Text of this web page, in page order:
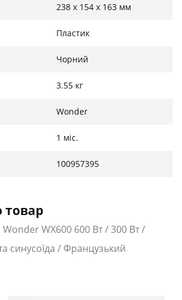
вхід: 12В
параметри:
238 x 154 x 163 мм
Пластик
Чорний
3.55 кг
Wonder
1 міс.
100957395
товар
Wonder WX600 600 Вт / 300 Вт /
синусоїда / Французький